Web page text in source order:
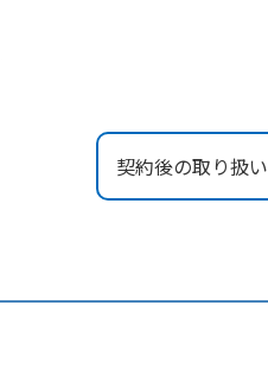
契約後の取り扱い